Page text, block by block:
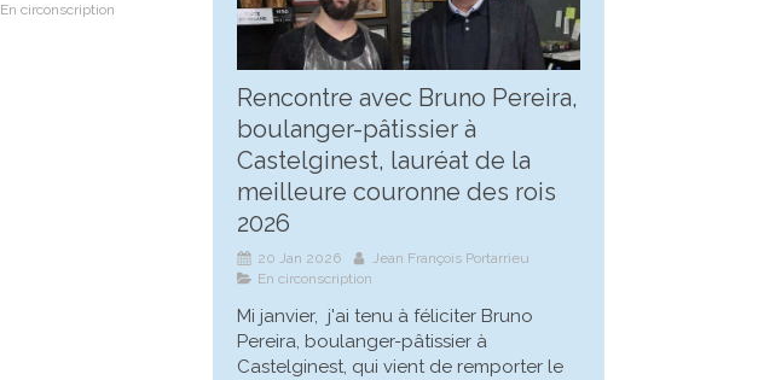
En circonscription
Rencontre avec Bruno Pereira,
boulanger-pâtissier à
Castelginest, lauréat de la
meilleure couronne des rois
2026
20 Jan 2026
Jean François Portarrieu
En circonscription
Mi janvier, j'ai tenu à féliciter Bruno
Pereira, boulanger-pâtissier à
Castelginest, qui vient de remporter le